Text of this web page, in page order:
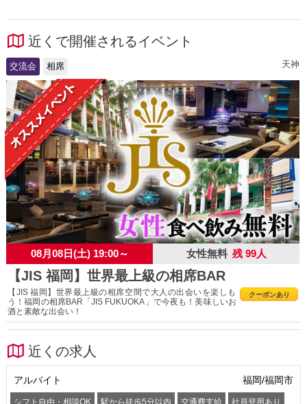
近くで開催されるイベント
交流会 相席 天神
08月08日(土) 19:00～ 女性無料 残 99人
【JIS 福岡】世界最上級の相席BAR
クーポンあり
【JIS 福岡】世界最上級の相席空間で大人の出会いを楽しも
う！福岡の相席BAR「JIS FUKUOKA」で今夜も！美味しいお
酒と素敵な出会い！
近くの求人
アルバイト 福岡/福岡市
シフト自由・相談OK 駅から徒歩5分以内 交通費支給 社員登用あり